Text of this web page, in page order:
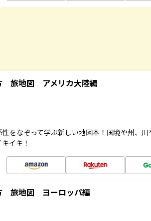
旅地図 アメリカ大陸編
をなぞって学ぶ新しい地図本！国境や州、
イキ！
旅地図 ヨーロッパ編